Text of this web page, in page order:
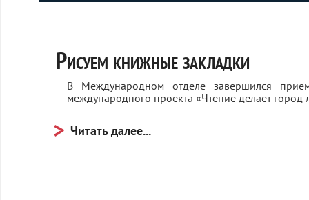
Рисуем книжные закладки
В Международном отделе завершился
международного проекта «Чтение делает город
Читать далее...